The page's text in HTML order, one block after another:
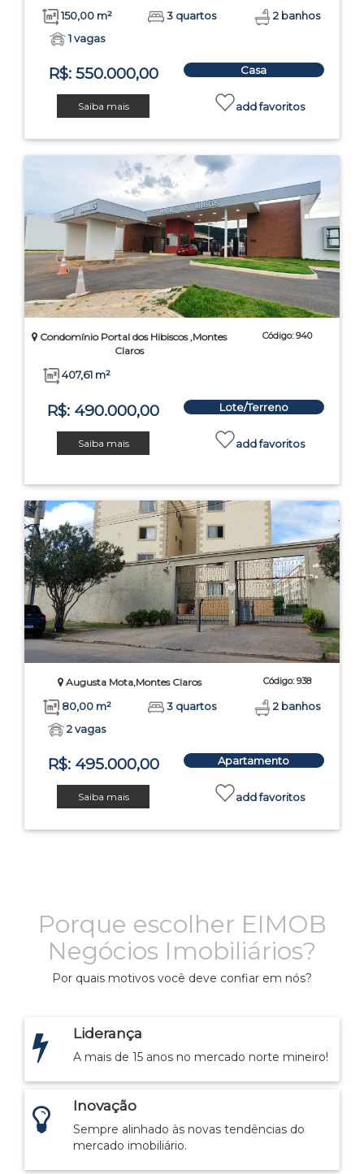
150,00 m² 3 quartos
2 banhos
1 vagas
R$: 550.000,00 Casa
Saiba mais add favoritos
Condomínio Portal dos Hibiscos ,Montes
Claros
Código: 940
407,61 m²
R$: 490.000,00 Lote/Terreno
Saiba mais add favoritos
Augusta Mota,Montes Claros Código: 938
80,00 m² 3 quartos
2 banhos
2 vagas
R$: 495.000,00 Apartamento
Saiba mais add favoritos
Porque escolher EIMOB
Negócios Imobiliários?
Por quais motivos você deve confiar em nós?
Liderança
A mais de 15 anos no mercado norte mineiro!
Inovação
Sempre alinhado às novas tendências do
mercado imobiliário.